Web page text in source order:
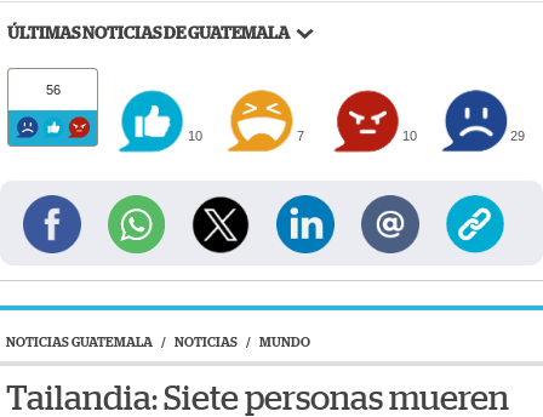
ÚLTIMAS NOTICIAS DE GUATEMALA
56
10 7 10 29
NOTICIAS GUATEMALA / NOTICIAS / MUNDO
Tailandia: Siete personas mueren